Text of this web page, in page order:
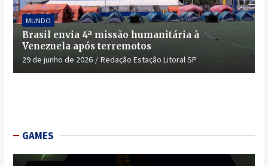
MUNDO
Brasil envia 4ª missão humanitária à
Venezuela após terremotos
29 de junho de 2026 Redação Estação Litoral SP
GAMES